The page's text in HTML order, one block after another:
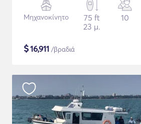
Μηχανοκίνητο
75 ft
23 μ.
10
$16,911 /βραδιά